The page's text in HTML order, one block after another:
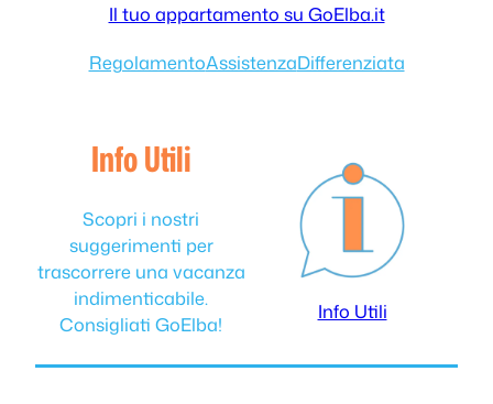
Il tuo appartamento su GoElba.it
RegolamentoAssistenzaDifferenziata
Info Utili
Scopri i nostri
suggerimenti per
trascorrere una vacanza
indimenticabile.
Consigliati GoElba!
Info Utili